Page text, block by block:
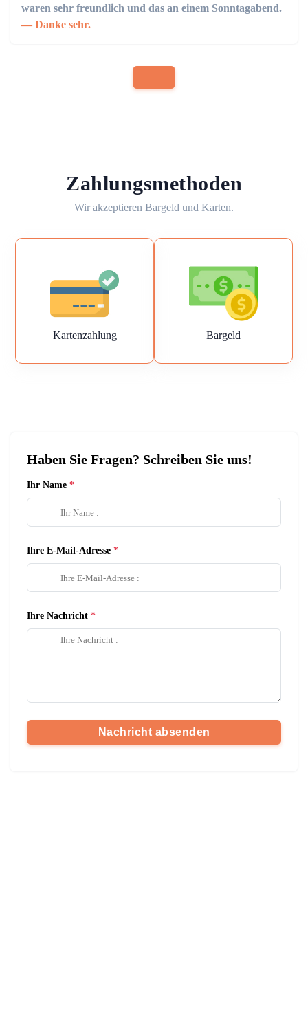
waren sehr freundlich und das an einem Sonntagabend.
Danke sehr.
Zahlungsmethoden
Wir akzeptieren Bargeld und Karten.
Kartenzahlung Bargeld
Haben Sie Fragen? Schreiben Sie uns!
Ihr Name
Ihre E-Mail-Adresse
Ihre Nachricht
Nachricht absenden